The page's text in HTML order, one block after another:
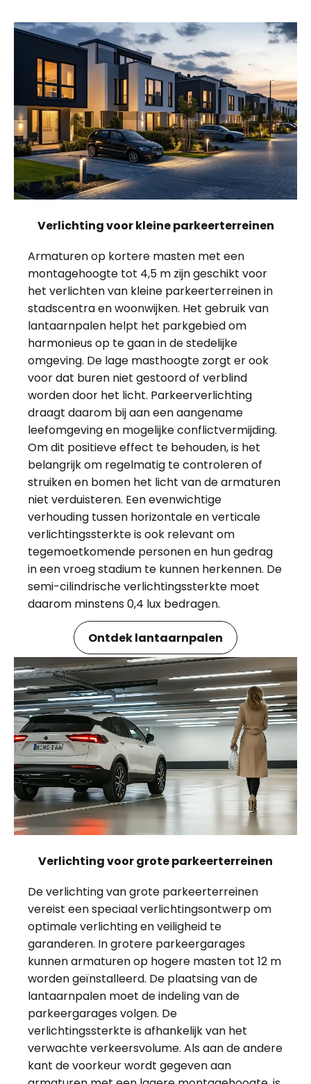
Verlichting voor kleine parkeerterreinen
Armaturen op kortere masten met een
montagehoogte tot 4,5 m zijn geschikt voor
het verlichten van kleine parkeerterreinen in
stadscentra en woonwijken. Het gebruik van
lantaarnpalen helpt het parkgebied om
harmonieus op te gaan in de stedelijke
omgeving. De lage masthoogte zorgt er ook
voor dat buren niet gestoord of verblind
worden door het licht. Parkeerverlichting
draagt daarom bij aan een aangename
leefomgeving en mogelijke conflictvermijding.
Om dit positieve effect te behouden, is het
belangrijk om regelmatig te controleren of
struiken en bomen het licht van de armaturen
niet verduisteren. Een evenwichtige
verhouding tussen horizontale en verticale
verlichtingssterkte is ook relevant om
tegemoetkomende personen en hun gedrag
in een vroeg stadium te kunnen herkennen. De
semi-cilindrische verlichtingssterkte moet
daarom minstens 0,4 lux bedragen.
Ontdek lantaarnpalen
Verlichting voor grote parkeerterreinen
De verlichting van grote parkeerterreinen
vereist een speciaal verlichtingsontwerp om
optimale verlichting en veiligheid te
garanderen. In grotere parkeergarages
kunnen armaturen op hogere masten tot 12 m
worden geïnstalleerd. De plaatsing van de
lantaarnpalen moet de indeling van de
parkeergarages volgen. De
verlichtingssterkte is afhankelijk van het
verwachte verkeersvolume. Als aan de andere
kant de voorkeur wordt gegeven aan